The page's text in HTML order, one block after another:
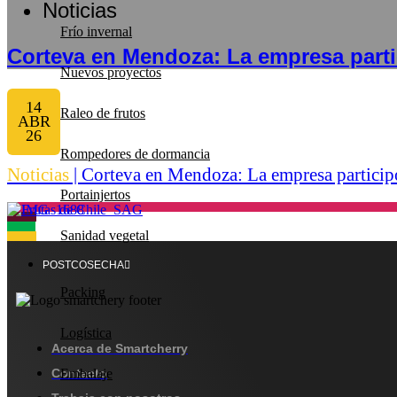
Frío invernal
Nuevos proyectos
Raleo de frutos
Rompedores de dormancia
Portainjertos
Sanidad vegetal
POSTCOSECHA
Packing
Logística
Embalaje
Noticias
Corteva en Mendoza: La empresa
14
ABR
26
Noticias | Corteva en Mendoza: La empresa
beplan
beplan
Acerca de Smartcherry
Contacto